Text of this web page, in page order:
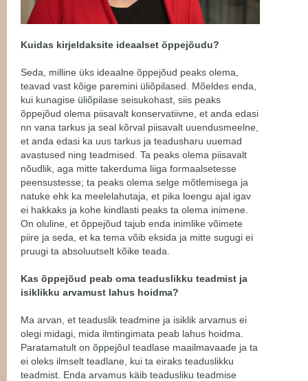
Kuidas kirjeldaksite ideaalset õppejõudu?
Seda, milline üks ideaalne õppejõud peaks olema,
teavad vast kõige paremini üliõpilased. Mõeldes enda,
kui kunagise üliõpilase seisukohast, siis peaks
õppejõud olema piisavalt konservatiivne, et anda edasi
nn vana tarkus ja seal kõrval piisavalt uuendusmeelne,
et anda edasi ka uus tarkus ja teadusharu uuemad
avastused ning teadmised. Ta peaks olema piisavalt
nõudlik, aga mitte takerduma liiga formaalsetesse
peensustesse; ta peaks olema selge mõtlemisega ja
natuke ehk ka meelelahutaja, et pika loengu ajal igav
ei hakkaks ja kohe kindlasti peaks ta olema inimene.
On oluline, et õppejõud tajub enda inimlike võimete
piire ja seda, et ka tema võib eksida ja mitte sugugi ei
pruugi ta absoluutselt kõike teada.
Kas õppejõud peab oma teaduslikku teadmist ja
isiklikku arvamust lahus hoidma?
Ma arvan, et teaduslik teadmine ja isiklik arvamus ei
olegi midagi, mida ilmtingimata peab lahus hoidma.
Paratamatult on õppejõul teadlase maailmavaade ja ta
ei oleks ilmselt teadlane, kui ta eiraks teaduslikku
teadmist. Enda arvamus käib teadusliku teadmise